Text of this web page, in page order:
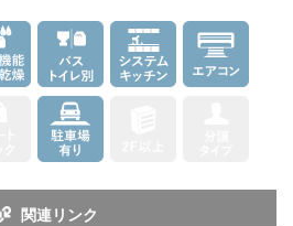
関連リンク